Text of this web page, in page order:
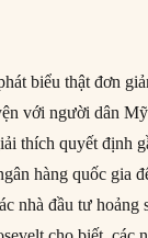
biểu thật đơn
với người dân
thích quyết định
hàng quốc gia
nhà đầu tư hoảng